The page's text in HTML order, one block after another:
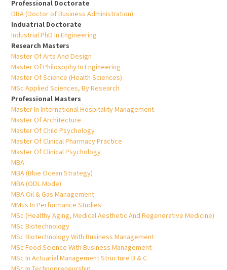
Professional Doctorate
DBA (Doctor of Business Administration)
Induatrial Doctorate
Industrial PhD In Engineering
Research Masters
Master Of Arts And Design
Master Of Philosophy In Engineering
Master Of Science (Health Sciences)
MSc Applied Sciences, By Research
Professional Masters
Master In International Hospitality Management
Master Of Architecture
Master Of Child Psychology
Master Of Clinical Pharmacy Practice
Master Of Clinical Psychology
MBA
MBA (Blue Ocean Strategy)
MBA (ODL Mode)
MBA Oil & Gas Management
MMus In Performance Studies
MSc (Healthy Aging, Medical Aesthetic And Regenerative Medicine)
MSc Biotechnology
MSc Biotechnology With Business Management
MSc Food Science With Business Management
MSc In Actuarial Management Structure B & C